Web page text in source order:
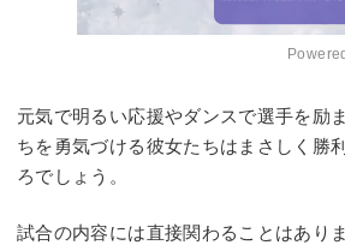
元気で明るい応援やダンスで選手を励
ちを勇気づける彼女たちはまさしく勝
ろでしょう。
試合の内容には直接関わることはあり